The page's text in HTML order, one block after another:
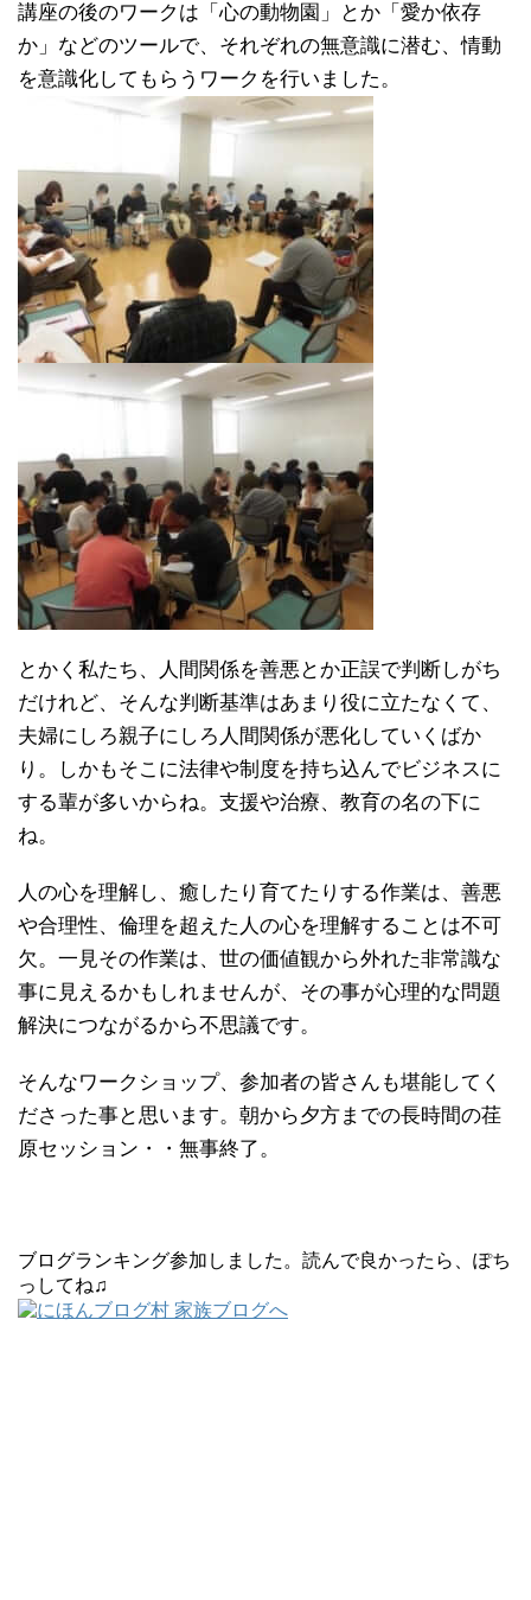
講座の後のワークは「心の動物園」とか「愛か依存
か」などのツールで、それぞれの無意識に潜む、情動
を意識化してもらうワークを行いました。
とかく私たち、人間関係を善悪とか正誤で判断しがち
だけれど、そんな判断基準はあまり役に立たなくて、
夫婦にしろ親子にしろ人間関係が悪化していくばか
り。しかもそこに法律や制度を持ち込んでビジネスに
する輩が多いからね。支援や治療、教育の名の下に
ね。
人の心を理解し、癒したり育てたりする作業は、善悪
や合理性、倫理を超えた人の心を理解することは不可
欠。一見その作業は、世の価値観から外れた非常識な
事に見えるかもしれませんが、その事が心理的な問題
解決につながるから不思議です。
そんなワークショップ、参加者の皆さんも堪能してく
ださった事と思います。朝から夕方までの長時間の荏
原セッション・・無事終了。
ブログランキング参加しました。読んで良かったら、ぽち
っしてね♫